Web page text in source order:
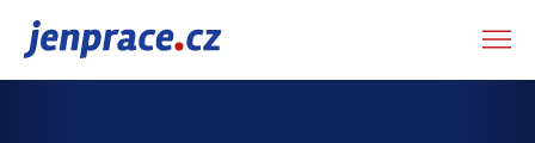
JenPráce.cz